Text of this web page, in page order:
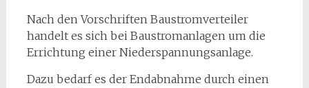
Nach den Vorschriften Baustromverteiler
handelt es sich bei Baustromanlagen um die
Errichtung einer Niederspannungsanlage.
Dazu bedarf es der Endabnahme durch einen